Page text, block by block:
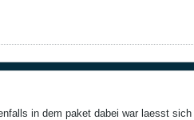
in dem paket dabei war laesst